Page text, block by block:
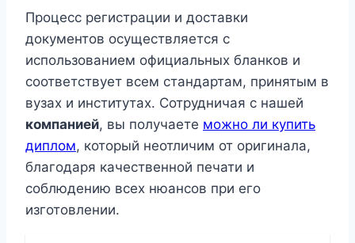
Процесс регистрации и доставки
документов осуществляется с
использованием официальных бланков и
соответствует всем стандартам, принятым в
вузах и институтах. Сотрудничая с нашей
компанией, вы получаете можно ли купить
диплом, который неотличим от оригинала,
благодаря качественной печати и
соблюдению всех нюансов при его
изготовлении.